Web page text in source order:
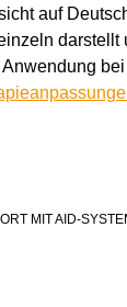
auf
MIT AID-